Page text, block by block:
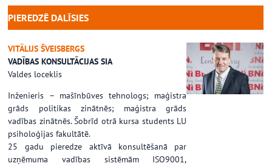
PIEREDZĒ DALĪSIES
VITĀLIJS ŠVEISBERGS
VADĪBAS KONSULTĀCIJAS SIA
Valdes loceklis
Inženieris – mašīnbūves tehnologs; maģistra
grāds politikas zinātnēs; maģistra grāds
vadības zinātnēs. Šobrīd otrā kursa students LU
psiholoģijas fakultātē.
25 gadu pieredze aktīvā konsultēšanā par
uzņēmuma vadības sistēmām ISO9001,